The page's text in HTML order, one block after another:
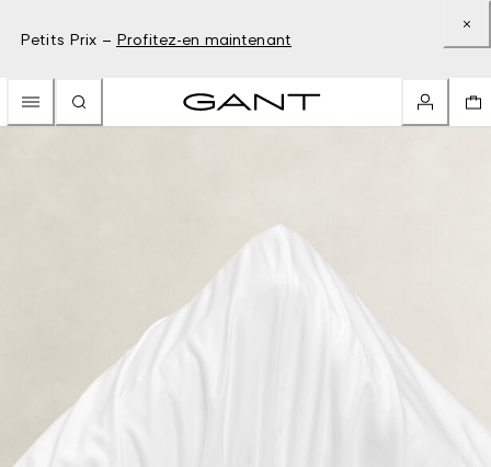
Petits Prix – Profitez-en maintenant